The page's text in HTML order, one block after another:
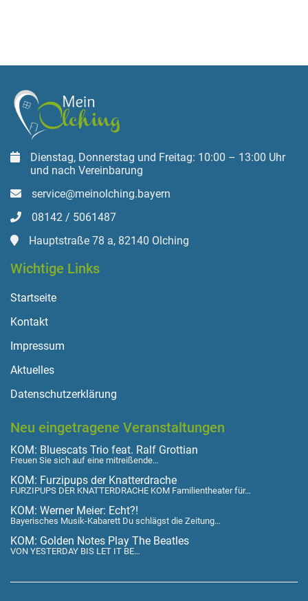
Dienstag, Donnerstag und Freitag: 10:00 – 13:00 Uhr
und nach Vereinbarung
service@meinolching.bayern
08142 / 5061487
Hauptstraße 78 a, 82140 Olching
Wichtige Links
Startseite
Kontakt
Impressum
Aktuelles
Datenschutzerklärung
Neu eingetragene Veranstaltungen
KOM: Bluescats Trio feat. Ralf Grottian
Freuen Sie sich auf eine mitreißende…
KOM: Furzipups der Knatterdrache
FURZIPUPS DER KNATTERDRACHE KOM Familientheater für…
KOM: Werner Meier: Echt?!
Bayerisches Musik-Kabarett Du schlägst die Zeitung…
KOM: Golden Notes Play The Beatles
VON YESTERDAY BIS LET IT BE…